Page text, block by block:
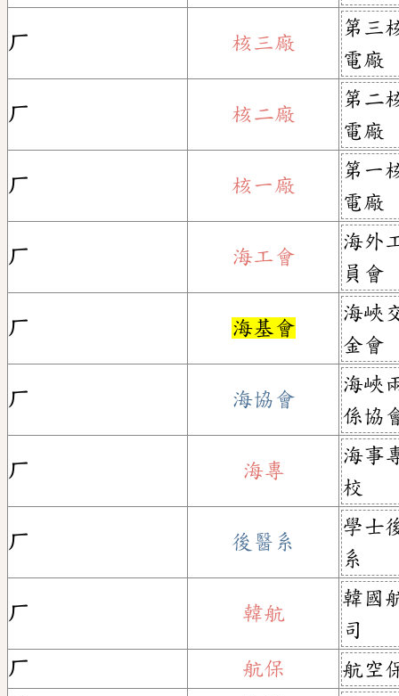
ㄏ 核三廠
第三
電廠
ㄏ 核二廠
第二
電廠
ㄏ 核一廠
第一
電廠
ㄏ 海工會
海外
員會
ㄏ 海基會
海峽
金會
ㄏ 海協會
海峽
係協
ㄏ 海專
海事
校
ㄏ 後醫系
學士
系
ㄏ 韓航
韓國
司
ㄏ
航保
航空